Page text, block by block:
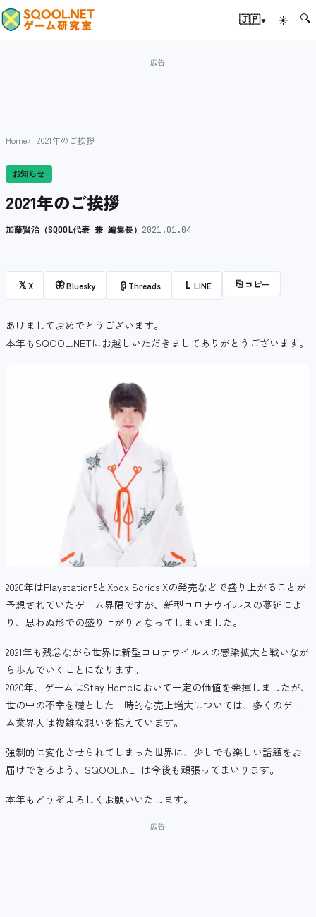
🇯🇵▾ ☀ 🔍
Home 2021年のご挨拶
お知らせ
2021年のご挨拶
加藤賢治（SQOOL代表 兼 編集長） 2021.01.04
𝕏X 🦋Bluesky @ Threads L LINE ⎘ コピー
あけましておめでとうございます。
本年もSQOOL.NETにお越しいただきましてありがとうございます。
2020年はPlaystation5とXbox Series Xの発売などで盛り上がることが
予想されていたゲーム界隈ですが、新型コロナウイルスの蔓延によ
り、思わぬ形での盛り上がりとなってしまいました。
2021年も残念ながら世界は新型コロナウイルスの感染拡大と戦いなが
ら歩んでいくことになります。
2020年、ゲームはStay Homeにおいて一定の価値を発揮しましたが、
世の中の不幸を礎とした一時的な売上増大については、多くのゲー
ム業界人は複雑な想いを抱えています。
強制的に変化させられてしまった世界に、少しでも楽しい話題をお
届けできるよう、SQOOL.NETは今後も頑張ってまいります。
本年もどうぞよろしくお願いいたします。